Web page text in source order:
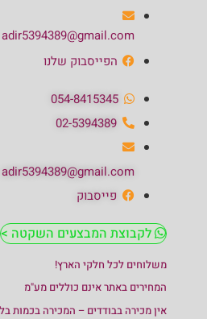
adir5394389@gmail.com
הפייסבוק שלנו
054-8415345
02-5394389
adir5394389@gmail.com
פייסבוק
לקבוצת המבצעים השקטה >
משלוחים לכל חלקי הארץ!
המחירים באתר אינם כוללים מע"מ
אין מכירה בבודדים – המכירה בכמות בלבד!